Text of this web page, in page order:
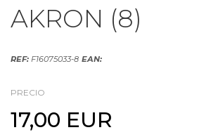
AKRON (8)
REF: F16075033-8 EAN:
PRECIO
17,00 EUR